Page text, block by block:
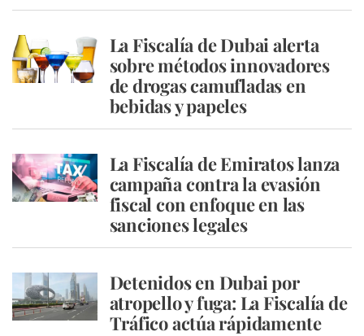
La Fiscalía de Dubai alerta
sobre métodos innovadores
de drogas camufladas en
bebidas y papeles
La Fiscalía de Emiratos lanza
campaña contra la evasión
fiscal con enfoque en las
sanciones legales
Detenidos en Dubai por
atropello y fuga: La Fiscalía de
Tráfico actúa rápidamente